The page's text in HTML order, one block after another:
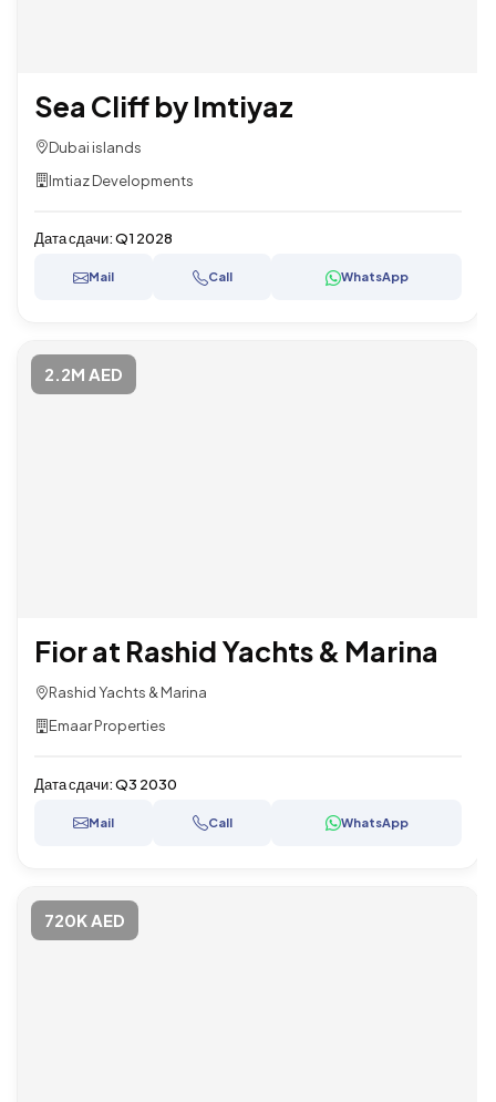
Sea Cliff by Imtiyaz
Dubai islands
Imtiaz Developments
Дата сдачи:Q1 2028
Mail Call WhatsApp
2.2M AED
Fior at Rashid Yachts & Marina
Rashid Yachts & Marina
Emaar Properties
Дата сдачи:Q3 2030
Mail Call WhatsApp
720K AED